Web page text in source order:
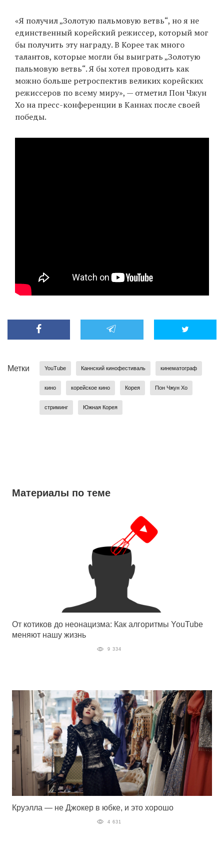
«Я получил „Золотую пальмовую ветвь“, но я не
единственный корейский режиссер, который мог
бы получить эту награду. В Корее так много
талантов, которые могли бы выиграть „Золотую
пальмовую ветвь“. Я бы хотел проводить как
можно больше ретроспектив великих корейских
режиссеров по всему миру», — отметил Пон Чжун
Хо на пресс-конференции в Каннах после своей
победы.
Метки YouTube Каннский кинофестиваль кинематограф
кино корейское кино Корея Пон Чжун Хо
стриминг Южная Корея
Материалы по теме
От котиков до неонацизма: Как алгоритмы YouTube
меняют нашу жизнь
9 334
Круэлла — не Джокер в юбке, и это хорошо
4 631